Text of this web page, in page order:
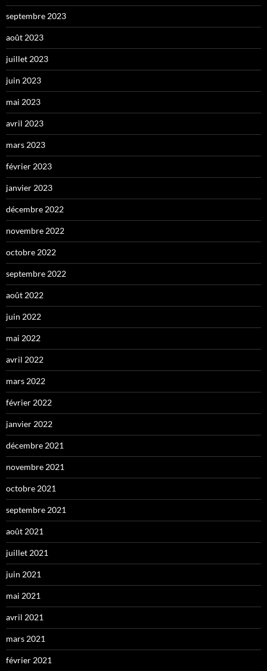
septembre 2023
août 2023
juillet 2023
juin 2023
mai 2023
avril 2023
mars 2023
février 2023
janvier 2023
décembre 2022
novembre 2022
octobre 2022
septembre 2022
août 2022
juin 2022
mai 2022
avril 2022
mars 2022
février 2022
janvier 2022
décembre 2021
novembre 2021
octobre 2021
septembre 2021
août 2021
juillet 2021
juin 2021
mai 2021
avril 2021
mars 2021
février 2021